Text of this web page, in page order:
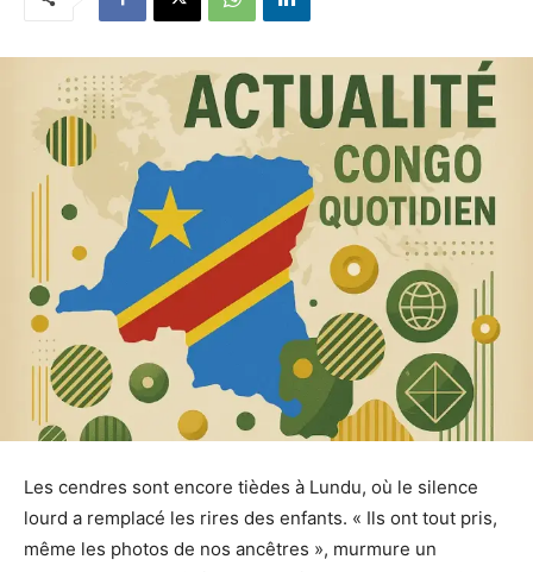
Les cendres sont encore tièdes à Lundu, où le silence
lourd a remplacé les rires des enfants. « Ils ont tout pris,
même les photos de nos ancêtres », murmure un